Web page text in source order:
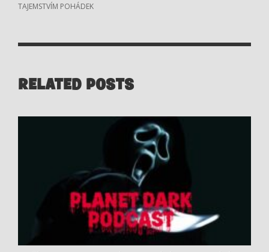
TAJEMSTVÍM POHÁDEK
RELATED POSTS